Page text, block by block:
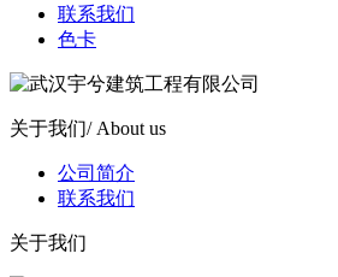
联系我们
色卡
关于我们/ About us
公司简介
联系我们
关于我们